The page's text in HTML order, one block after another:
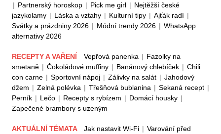
| Partnerský horoskop | Pick me girl | Nejtěžší české
jazykolamy | Láska a vztahy | Kulturní tipy | Ajťák radí |
Svátky a prázdniny 2026 | Módní trendy 2026 | WhatsApp
alternativy 2026
RECEPTY A VAŘENÍ Vepřová panenka | Fazolky na
smetaně | Čokoládové muffiny | Banánový chlebíček | Chili
con carne | Sportovní nápoj | Zálivky na salát | Jahodový
džem | Zelná polévka | Třešňová bublanina | Sekaná recept |
Perník | Lečo | Recepty s rybízem | Domácí housky |
Zapečené brambory s uzeným
AKTUÁLNÍ TÉMATA Jak nastavit Wi-Fi | Varování před